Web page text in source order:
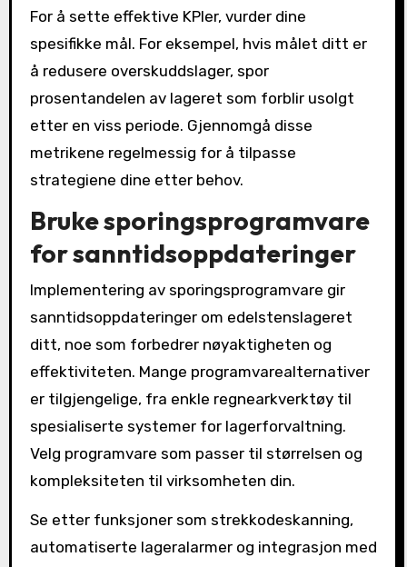
For å sette effektive KPIer, vurder dine
spesifikke mål. For eksempel, hvis målet ditt er
å redusere overskuddslager, spor
prosentandelen av lageret som forblir usolgt
etter en viss periode. Gjennomgå disse
metrikene regelmessig for å tilpasse
strategiene dine etter behov.
Bruke sporingsprogramvare
for sanntidsoppdateringer
Implementering av sporingsprogramvare gir
sanntidsoppdateringer om edelstenslageret
ditt, noe som forbedrer nøyaktigheten og
effektiviteten. Mange programvarealternativer
er tilgjengelige, fra enkle regnearkverktøy til
spesialiserte systemer for lagerforvaltning.
Velg programvare som passer til størrelsen og
kompleksiteten til virksomheten din.
Se etter funksjoner som strekkodeskanning,
automatiserte lageralarmer og integrasjon med